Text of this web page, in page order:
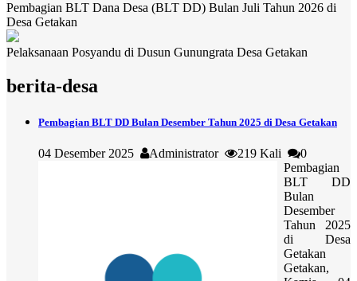
Pembagian BLT Dana Desa (BLT DD) Bulan Juli Tahun 2026 di
Desa Getakan
Pelaksanaan Posyandu di Dusun Gunungrata Desa Getakan
berita-desa
Pembagian BLT DD Bulan Desember Tahun 2025 di Desa Getakan
04 Desember 2025 Administrator 219 Kali
0
Pembagian
BLT DD
Bulan
Desember
Tahun 2025
di Desa
Getakan
Getakan,